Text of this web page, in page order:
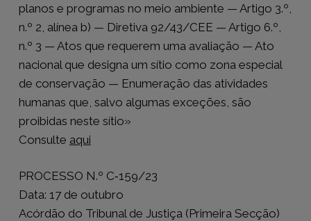
planos e programas no meio ambiente — Artigo 3.º,
n.º 2, alínea b) — Diretiva 92/43/CEE — Artigo 6.º,
n.º 3 — Atos que requerem uma avaliação — Ato
nacional que designa um sítio como zona especial
de conservação — Enumeração das atividades
humanas que, salvo algumas exceções, são
proibidas neste sítio»
Consulte aqui
PROCESSO N.º C‑159/23
Data: 17 de outubro
Acórdão do Tribunal de Justiça (Primeira Secção)